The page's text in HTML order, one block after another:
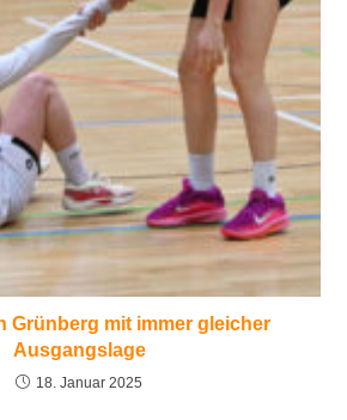
Grünberg mit immer gleicher
Ausgangslage
18. Januar 2025